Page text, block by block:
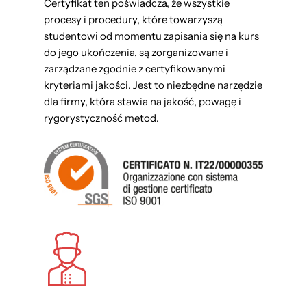
Certyfikat ten poświadcza, że wszystkie
procesy i procedury, które towarzyszą
studentowi od momentu zapisania się na kurs
do jego ukończenia, są zorganizowane i
zarządzane zgodnie z certyfikowanymi
kryteriami jakości. Jest to niezbędne narzędzie
dla firmy, która stawia na jakość, powagę i
rygorystyczność metod.